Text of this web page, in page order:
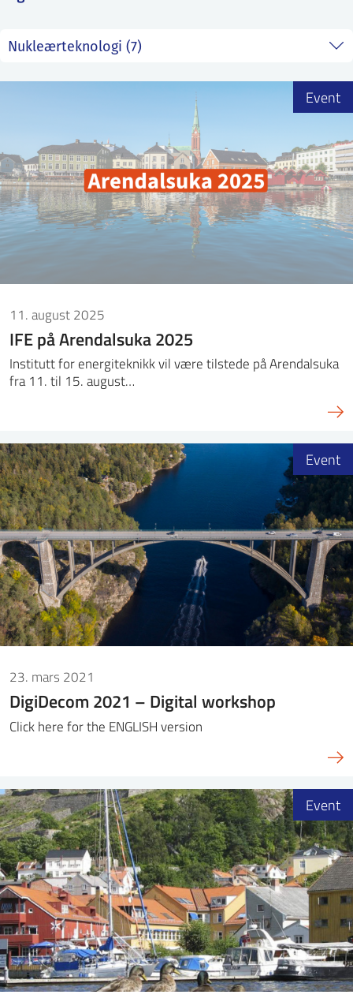
11. august 2025
IFE på Arendalsuka 2025
Institutt for energiteknikk vil være tilstede på Arendalsuka
fra 11. til 15. august…
Event
23. mars 2021
DigiDecom 2021 – Digital workshop
Click here for the ENGLISH version
Event
Event